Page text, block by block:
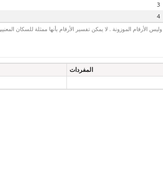
3
4
الموزونة . لا يمكن تفسير الأرقام بأنها ممثلة للسكان
المفردات